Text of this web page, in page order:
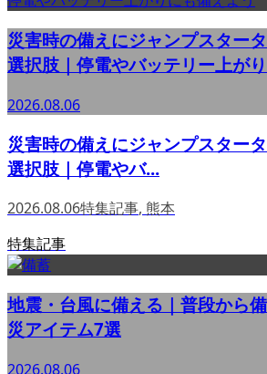
災害時の備えにジャンプスター
選択肢｜停電やバッテリー上が
2026.08.06
災害時の備えにジャンプスター
選択肢｜停電やバ...
2026.08.06特集記事, 熊本
特集記事
地震・台風に備える｜普段から
災アイテム7選
2026.08.06